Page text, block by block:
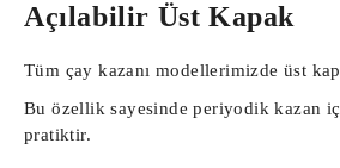
Açılabilir Üst Kapak
Tüm çay kazanı modellerimizde üst
Bu özellik sayesinde periyodik kazan
pratiktir.